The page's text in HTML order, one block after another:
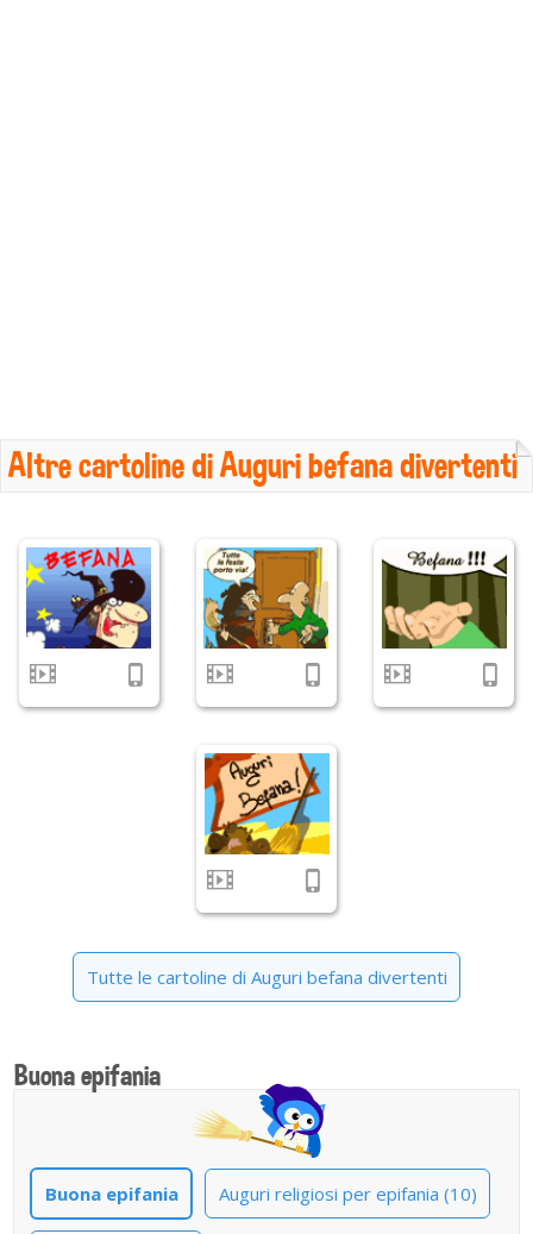
Altre cartoline di Auguri befana divertenti
Tutte le cartoline di Auguri befana divertenti
Buona epifania
Buona epifania Auguri religiosi per epifania (10)